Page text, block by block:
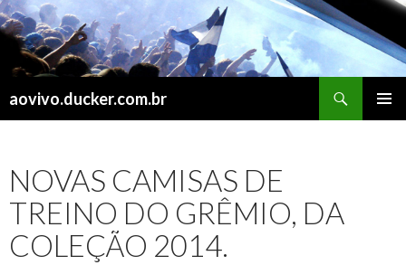
aovivo.ducker.com.br
NOVAS CAMISAS DE
TREINO DO GRÊMIO, DA
COLEÇÃO 2014.